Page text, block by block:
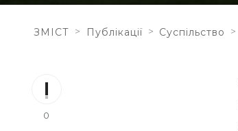
ЗМІСТ > Публікації > Суспільство >
0